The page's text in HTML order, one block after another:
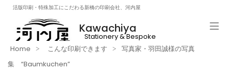
活版印刷・特殊加工にこだわる新橋の印刷会社、河内屋
Kawachiya
Stationery & Bespoke
Printng & Craft Beer!!
Home こんな印刷できます
写真家・羽田誠様の写真
集 “Baumkuchen”